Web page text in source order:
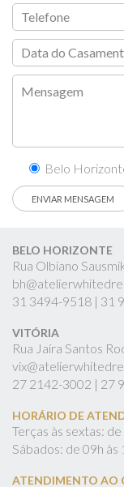
Belo
BELO HORIZONTE
Rua Olbiano
31 3494-9518 | 31
VITÓRIA
Rua Jaíra Santos
27 2142-3002 | 27
HORÁRIO DE
Terças às sextas:
Sábados: de 09h às
ATENDIMENTO AO